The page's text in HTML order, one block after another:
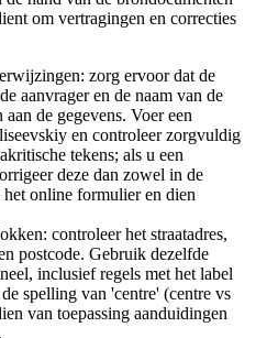
om vertragingen en correcties
zorg ervoor dat de
aanvrager en de naam van de
de gegevens. Voer een
en controleer zorgvuldig
tekens; als u een
deze dan zowel in de
online formulier en dien
controleer het straatadres,
postcode. Gebruik dezelfde
inclusief regels met het label
spelling van 'centre' (centre vs
van toepassing aanduidingen